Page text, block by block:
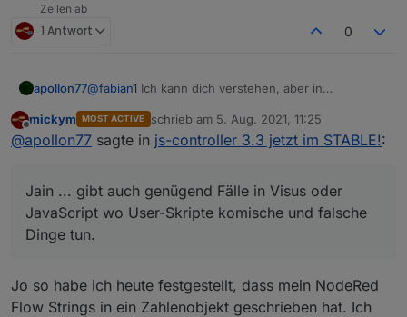
Zeilen ab
1 Antwort 0
apollon77@fabian1 Ich kann dich verstehen, aber in
haben jetzt ca. 3 Monate an den Adaptern gearbeitet
und dabei über 80 Adapter aktualisiert welche
Daher gab es auch eine Info-Adapter-Meldung dazu
und so weiter.
Das Logging der Meldungen erfolgt nur auf "info".
Sollte sich also mit deinem "warn/error per pushover
EDIT: Für Wled sollte richtung Wochenende ein
Update kommen (ml mindestens im Latest)
Datentyp geschrieben wird, sondern nur die
Entwickler!
JavaScript wo User-Skripte komische und falsche
Dinge tun.
Offline
mickym MOST ACTIVE schrieb am 5. Aug. 2021, 11:25
zuletzt editiert von
@apollon77 sagte in js-controller 3.3 jetzt im STABLE!:
Jain ... gibt auch genügend Fälle in Visus oder
JavaScript wo User-Skripte komische und falsche
Dinge tun.
Jo so habe ich heute festgestellt, dass mein NodeRed
Flow Strings in ein Zahlenobjekt geschrieben hat. Ich